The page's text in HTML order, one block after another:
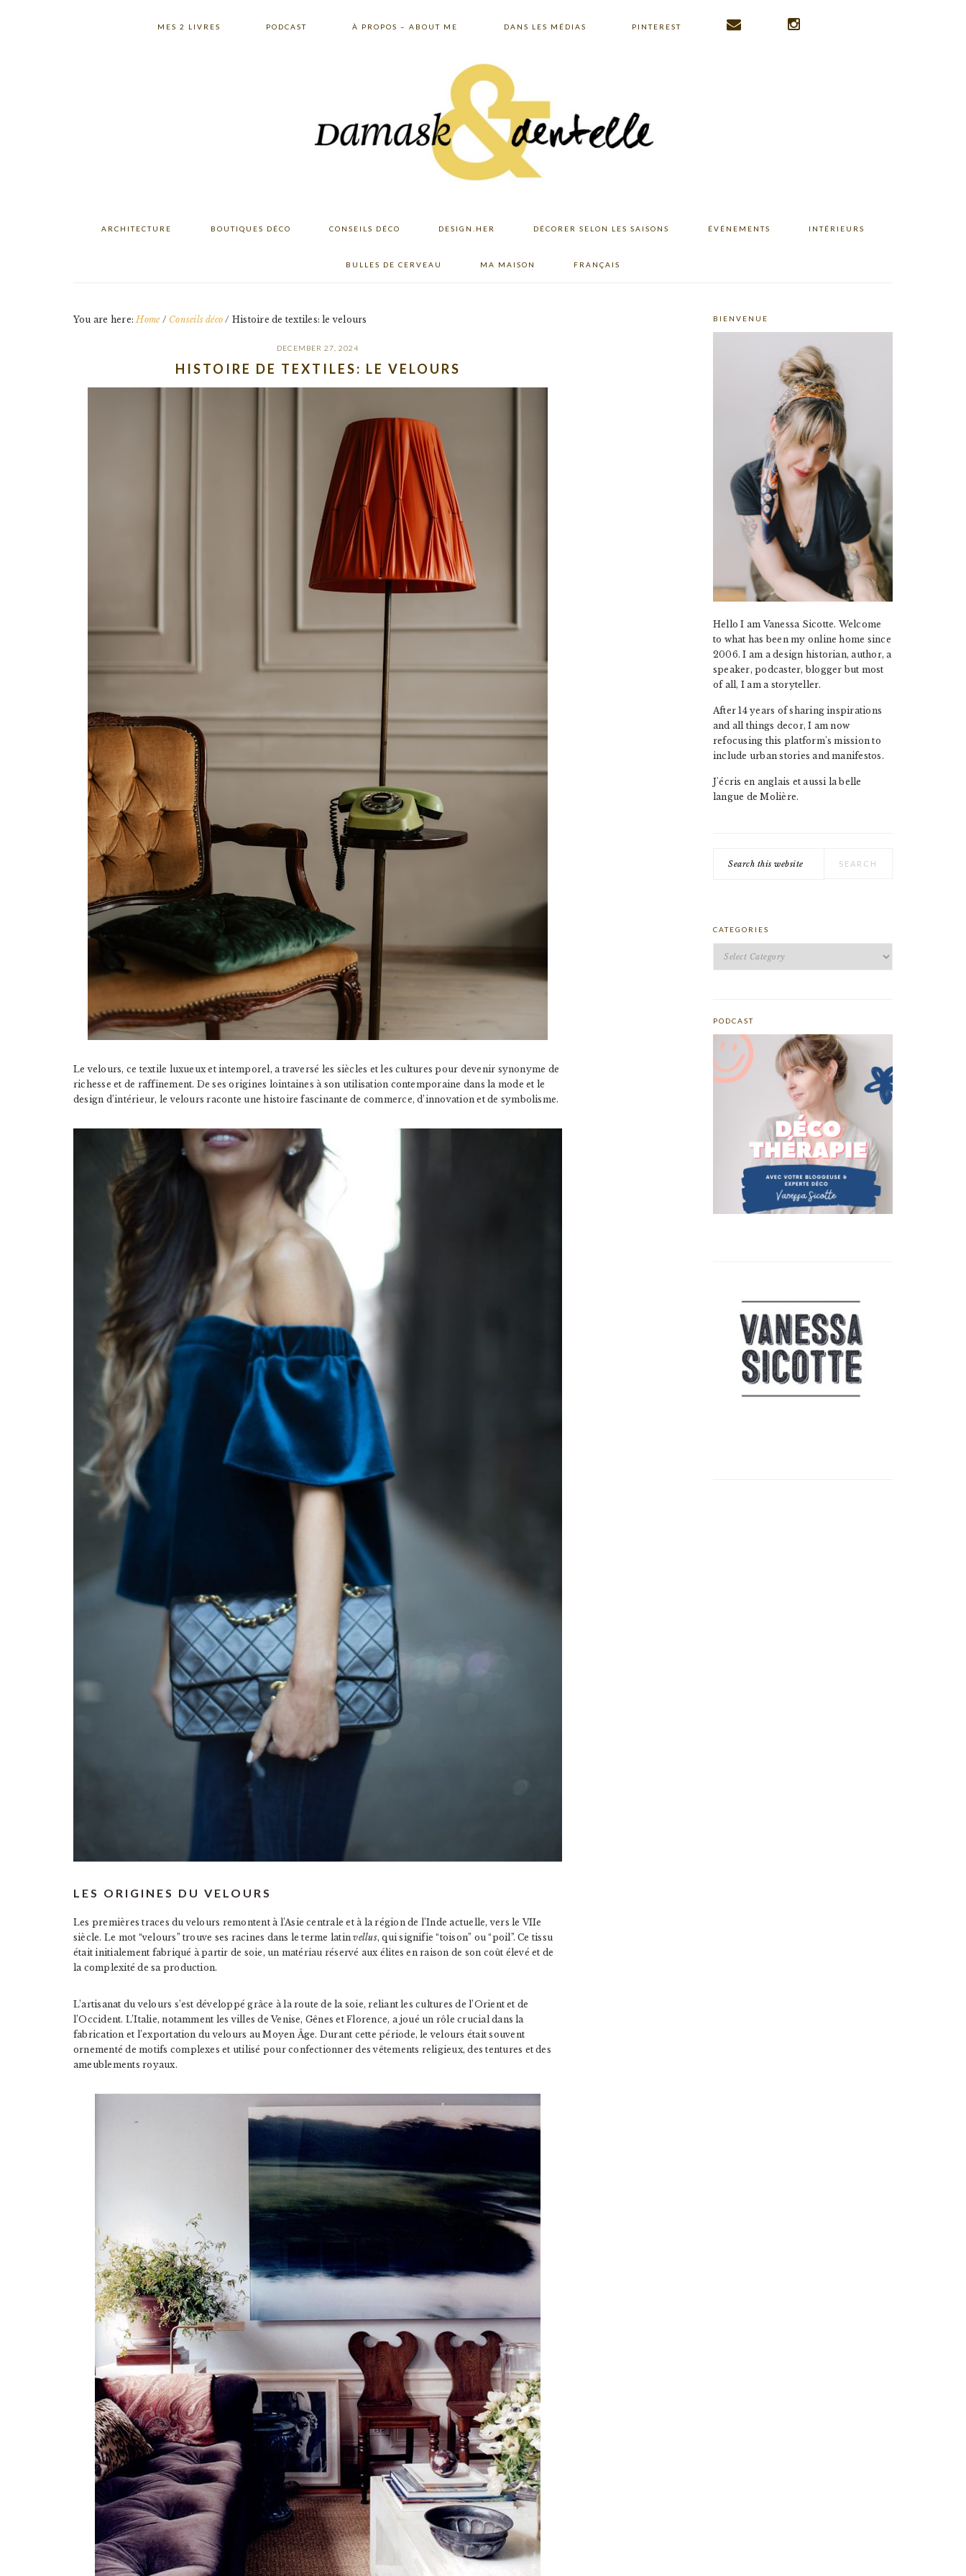
MES 2 LIVRES PODCAST À PROPOS – ABOUT ME DANS LES MÉDIAS PINTEREST
ARCHITECTURE BOUTIQUES DÉCO CONSEILS DÉCO DESIGN.HER DÉCORER SELON LES SAISONS ÉVÉNEMENTS INTÉRIEURS
BULLES DE CERVEAU MA MAISON FRANÇAIS
You are here:Home / Conseils déco / Histoire de textiles: le velours
DECEMBER 27, 2024
HISTOIRE DE TEXTILES: LE VELOURS
Le velours, ce textile luxueux et intemporel, a traversé les siècles et les cultures pour devenir synonyme de
richesse et de raffinement. De ses origines lointaines à son utilisation contemporaine dans la mode et le
design d’intérieur, le velours raconte une histoire fascinante de commerce, d’innovation et de symbolisme.
LES ORIGINES DU VELOURS
Les premières traces du velours remontent à l’Asie centrale et à la région de l’Inde actuelle, vers le VIIe
siècle. Le mot “velours” trouve ses racines dans le terme latinvellus, qui signifie “toison” ou “poil”. Ce tissu
était initialement fabriqué à partir de soie, un matériau réservé aux élites en raison de son coût élevé et de
la complexité de sa production.
L’artisanat du velours s’est développé grâce à la route de la soie, reliant les cultures de l’Orient et de
l’Occident. L’Italie, notamment les villes de Venise, Gênes et Florence, a joué un rôle crucial dans la
fabrication et l’exportation du velours au Moyen Âge. Durant cette période, le velours était souvent
ornementé de motifs complexes et utilisé pour confectionner des vêtements religieux, des tentures et des
ameublements royaux.
PRIMARY
BIENVENUE
Hello I am Vanessa Sicotte. Welcome
to what has been my online home since
2006. I am a design historian, author, a
speaker, podcaster, blogger but most
of all, I am a storyteller.
After 14 years of sharing inspirations
and all things decor, I am now
refocusing this platform's mission to
include urban stories and manifestos.
J'écris en anglais et aussi la belle
langue de Molière.
this
CATEGORIES
PODCAST